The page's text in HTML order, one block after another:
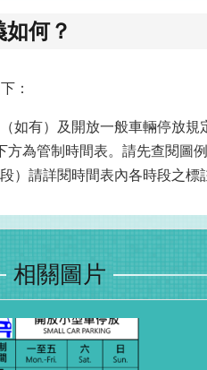
何？
：
如有）及開放一般車輛停放規
為管制時間表。請先查閱圖
）請詳閱時間表內各時段之標
相關圖片